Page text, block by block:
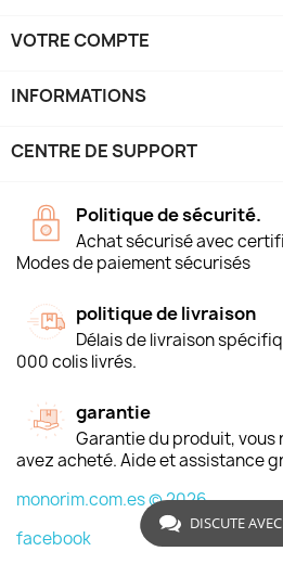
VOTRE COMPTE
INFORMATIONS
CENTRE DE SUPPORT
Politique de sécurité.
Achat sécurisé avec
Modes de paiement sécurisés
politique de livraison
Délais de livraison
000 colis livrés.
garantie
Garantie du produit, vous
avez acheté. Aide et assistance
monorim.com.es © 2026
facebook
DISCUTE